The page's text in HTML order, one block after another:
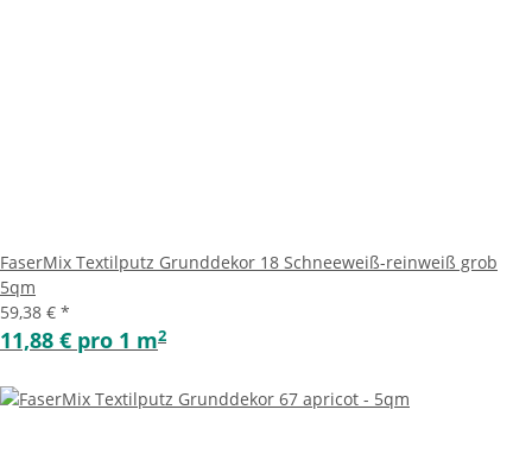
FaserMix Textilputz Grunddekor 18 Schneeweiß-reinweiß grob
5qm
59,38 € *
11,88 € pro 1 m2